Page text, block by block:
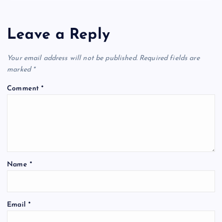
a
v
i
i
o
Leave a Reply
Your email address will not be published. Required fields are
marked *
Comment*
Name *
Email *